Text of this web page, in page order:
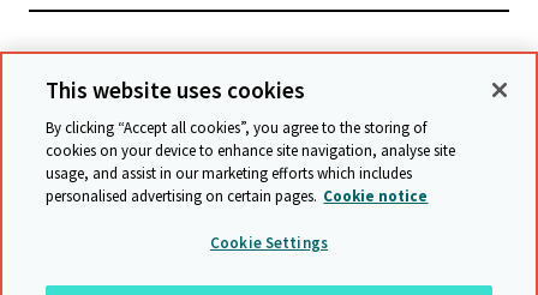
© Cambridge University Press & Assessment
Términos y condiciones
Protección de datos
Declaración de accesibilidad
Declaración sobre la esclavitud moderna
Política de protección y salvaguarda
Mapa del sitio
This website uses cookies
By clicking “Accept all cookies”, you agree to the storing of
cookies on your device to enhance site navigation, analyse site
usage, and assist in our marketing efforts which includes
personalised advertising on certain pages. Cookie notice
Cookie Settings